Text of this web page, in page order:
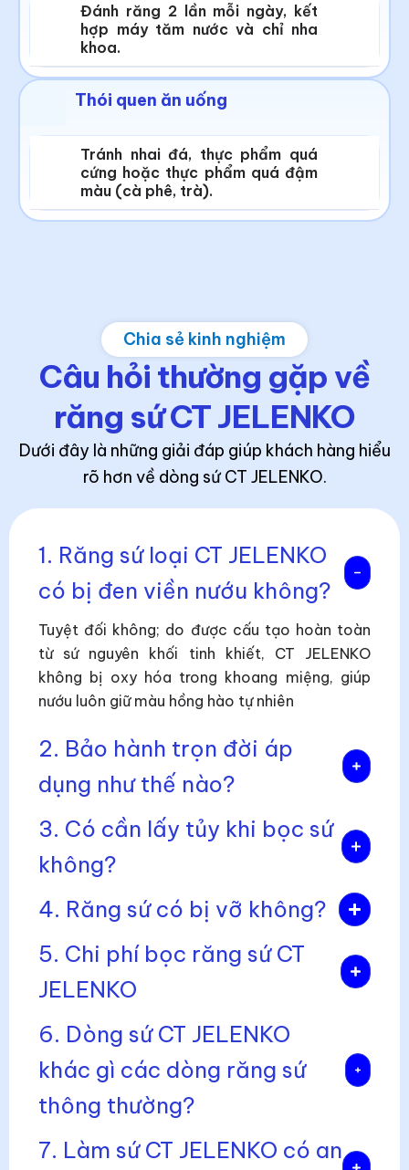
Đánh răng 2 lần mỗi ngày, kết
hợp máy tăm nước và chỉ nha
khoa.
Thói quen ăn uống
Tránh nhai đá, thực phẩm quá
cứng hoặc thực phẩm quá đậm
màu (cà phê, trà).​
Chia sẻ kinh nghiệm
Câu hỏi thường gặp về
răng sứ CT JELENKO
Dưới đây là những giải đáp giúp khách hàng hiểu
rõ hơn về dòng sứ CT JELENKO.
1. Răng sứ loại CT JELENKO
có bị đen viền nướu không?
Tuyệt đối không; do được cấu tạo hoàn toàn
từ sứ nguyên khối tinh khiết, CT JELENKO
không bị oxy hóa trong khoang miệng, giúp
nướu luôn giữ màu hồng hào tự nhiên
2. Bảo hành trọn đời áp
dụng như thế nào?
3. Có cần lấy tủy khi bọc sứ
không?
4. Răng sứ có bị vỡ không?
5. Chi phí bọc răng sứ CT
JELENKO
6. Dòng sứ CT JELENKO
khác gì các dòng răng sứ
thông thường?
7. Làm sứ CT JELENKO có an